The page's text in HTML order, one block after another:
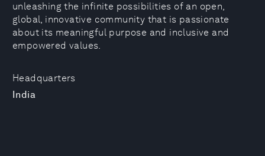
Headquarters
India
unleashing the infinite possibilities of an open,
global, innovative community that is passionate
about its meaningful purpose and inclusive and
empowered values.